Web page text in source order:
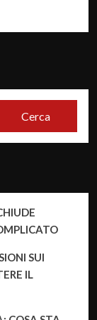
Cerca
SUI
IL